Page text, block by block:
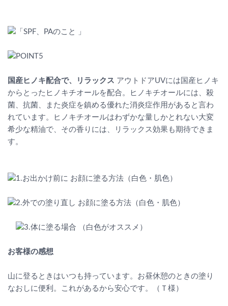
国産ヒノキ配合で、リラックス アウトドアUVには国産ヒノキ
からとったヒノキチオールを配合。ヒノキチオールには、殺
菌、抗菌、また炎症を鎮める優れた消炎症作用があると言わ
れています。ヒノキチオールはわずかな量しかとれない大変
希少な精油で、その香りには、リラックス効果も期待できま
す。
お客様の感想
山に登るときはいつも持っています。お昼休憩のときの塗り
なおしに便利。これがあるから安心です。（Ｔ様）